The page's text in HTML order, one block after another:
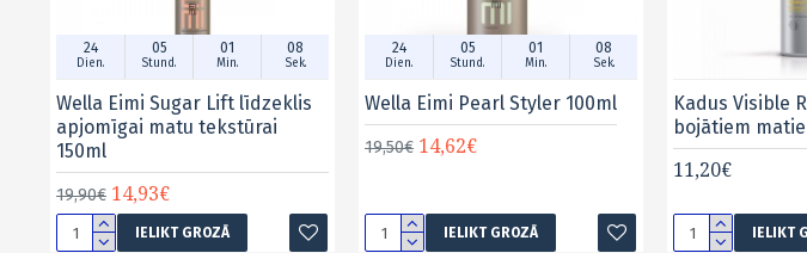
24
Dien.
05
Stund.
01
Min.
07
Sek.
Wella Eimi Sugar Lift līdzeklis
apjomīgai matu tekstūrai
150ml
19,90€ 14,93€
IELIKT GROZĀ
24
Dien.
05
Stund.
01
Min.
07
Sek.
Wella Eimi Pearl Styler 100ml
19,50€ 14,62€
IELIKT GROZĀ
Kadus Visible
bojātiem
11,20€
IELIKT